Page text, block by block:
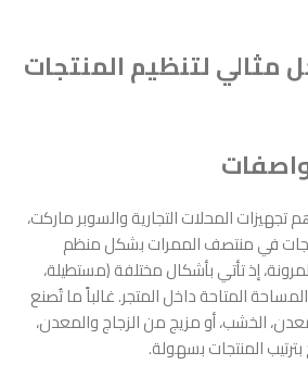
مثالي لتنظيم المنتجات
تجهيزات المحلات التجارية والسوبر ماركت،
في منتصف الممرات بشكل منظم
إذ تأتي بأشكال مختلفة (مستطيلة،
المتاحة داخل المتجر. غالباً ما تُصنع
الخشب، أو مزيج من الزجاج والمعدن،
المنتجات بسهولة.